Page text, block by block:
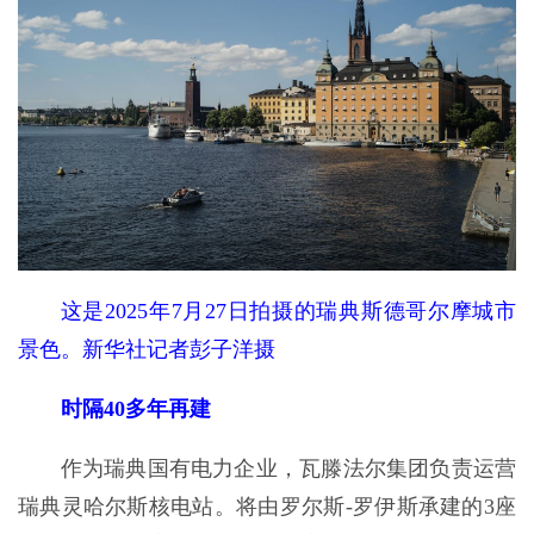
这是2025年7月27日拍摄的瑞典斯德哥尔摩城市
景色。新华社记者彭子洋摄
时隔40多年再建
作为瑞典国有电力企业，瓦滕法尔集团负责运营
瑞典灵哈尔斯核电站。将由罗尔斯-罗伊斯承建的3座